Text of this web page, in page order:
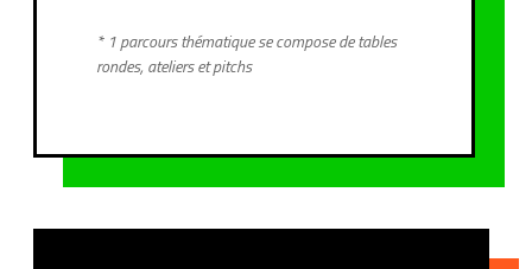
* 1 parcours thématique se compose de tables
rondes, ateliers et pitchs